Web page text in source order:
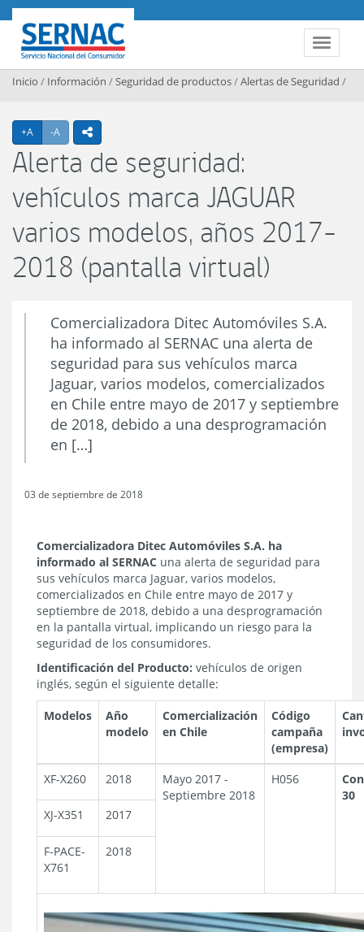
Contenido principal
Toggle
SERNAC
Inicio / Información /Seguridad de productos/Alertas de Seguridad /
+A Agrandar texto
-A Achicar textoicono compartir
Alerta de seguridad:
vehículos marca JAGUAR
varios modelos, años 2017-
2018 (pantalla virtual)
Comercializadora Ditec Automóviles S.A.
ha informado al SERNAC una alerta de
seguridad para sus vehículos marca
Jaguar, varios modelos, comercializados
en Chile entre mayo de 2017 y septiembre
de 2018, debido a una desprogramación
en […]
03 de septiembre de 2018
Comercializadora Ditec Automóviles S.A. ha
informado al SERNAC una alerta de seguridad para
sus vehículos marca Jaguar, varios modelos,
comercializados en Chile entre mayo de 2017 y
septiembre de 2018, debido a una desprogramación
en la pantalla virtual, implicando un riesgo para la
seguridad de los consumidores.
Identificación del Producto: vehículos de origen
inglés, según el siguiente detalle:
Modelos
Año
modelo
Comercialización
en Chile
Código
campaña
(empresa)
XF-X260 2018
Mayo 2017 -
Septiembre 2018
H056
30
XJ-X351
2017
F-PACE-
X761
2018